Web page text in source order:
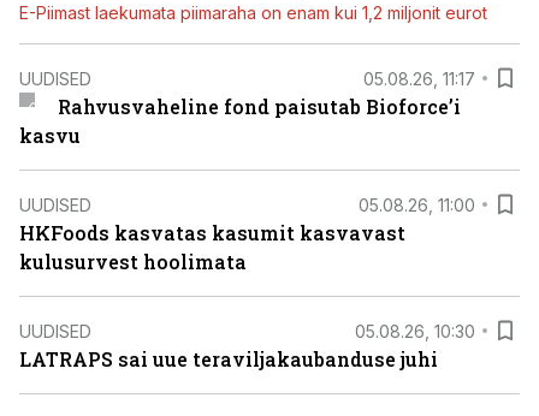
E-Piimast laekumata piimaraha on enam kui 1,2 miljonit eurot
UUDISED 05.08.26, 11:17
Rahvusvaheline fond paisutab Bioforce’i
kasvu
UUDISED 05.08.26, 11:00
HKFoods kasvatas kasumit kasvavast
kulusurvest hoolimata
UUDISED 05.08.26, 10:30
LATRAPS sai uue teraviljakaubanduse juhi